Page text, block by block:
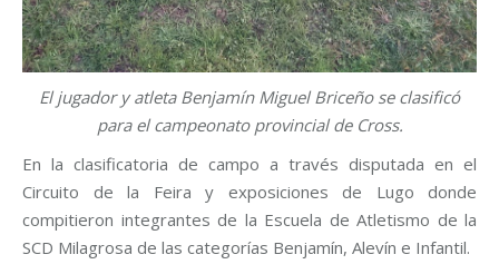
El jugador y atleta Benjamín Miguel Briceño se clasificó
para el campeonato provincial de Cross.
En la clasificatoria de campo a través disputada en el
Circuito de la Feira y exposiciones de Lugo donde
compitieron integrantes de la Escuela de Atletismo de la
SCD Milagrosa de las categorías Benjamín, Alevín e Infantil.